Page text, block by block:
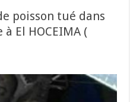
poisson tué dans
El HOCEIMA (